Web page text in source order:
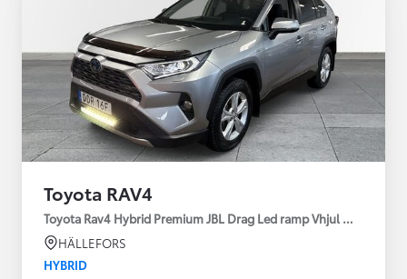
Toyota RAV4
Toyota Rav4 Hybrid Premium JBL Drag Led ramp Vhjul motorv
HÄLLEFORS
HYBRID